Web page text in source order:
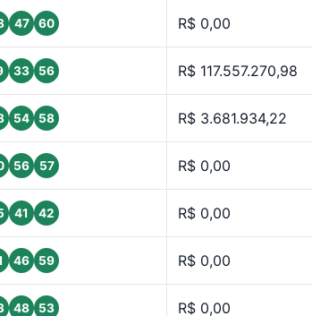
47 60 R$ 0,00
33 56 R$ 117.557.270,98
54 58 R$ 3.681.934,22
56 57 R$ 0,00
41 42 R$ 0,00
46 59 R$ 0,00
48 53 R$ 0,00